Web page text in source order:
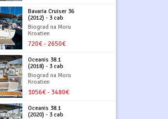
Bavaria Cruiser 36
(2012) - 3 cab
Biograd na Moru
Kroatien
720€ - 2650€
Oceanis 38.1
(2018) - 3 cab
Biograd na Moru
Kroatien
1056€ - 3480€
Oceanis 38.1
(2020) - 3 cab